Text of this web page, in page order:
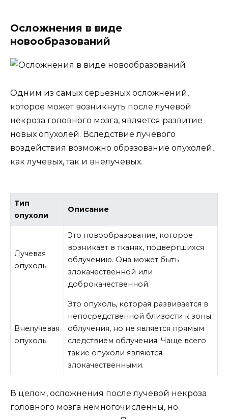
Осложнения в виде
новообразований
Одним из самых серьезных осложнений,
которое может возникнуть после лучевой
некроза головного мозга, является развитие
новых опухолей. Вследствие лучевого
воздействия возможно образование опухолей,
как лучевых, так и внелучевых.
Тип
опухоли
Описание
Лучевая
опухоль
Это новообразование, которое
возникает в тканях, подвергшихся
облучению. Она может быть
злокачественной или
доброкачественной.
Внелучевая
опухоль
Это опухоль, которая развивается в
непосредственной близости к зоны
облучения, но не является прямым
следствием облучения. Чаще всего
такие опухоли являются
злокачественными.
В целом, осложнения после лучевой некроза
головного мозга немногочисленны, но